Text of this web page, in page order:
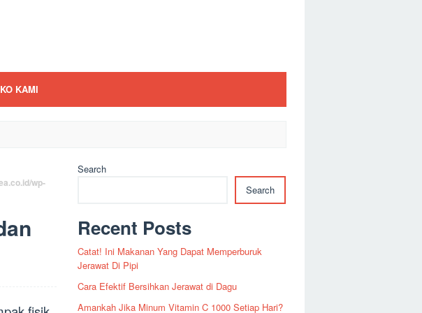
KAMI
wp-
Search
Search
Recent Posts
Catat! Ini Makanan Yang Dapat Memperburuk
Jerawat Di Pipi
Cara Efektif Bersihkan Jerawat di Dagu
Amankah Jika Minum Vitamin C 1000 Setiap Hari?